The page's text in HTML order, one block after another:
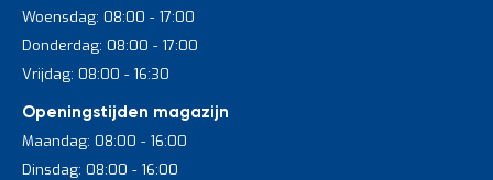
Woensdag: 08:00 - 17:00
Donderdag: 08:00 - 17:00
Vrijdag: 08:00 - 16:30
Openingstijden magazijn
Maandag: 08:00 - 16:00
Dinsdag: 08:00 - 16:00